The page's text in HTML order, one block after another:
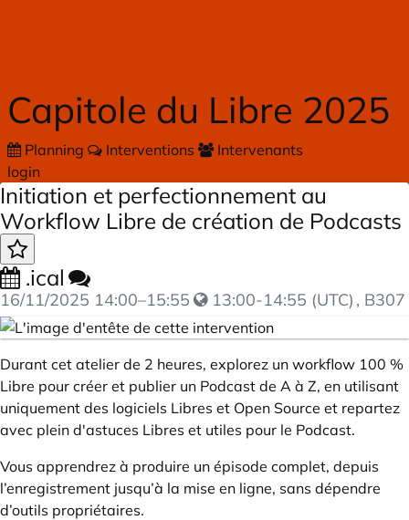
Capitole du Libre 2025
Planning Interventions
Intervenants
login
Initiation et perfectionnement au
Workflow Libre de création de Podcasts
.ical
16/11/2025 14:00–15:55 13:00-14:55 (UTC) , B307
Durant cet atelier de 2 heures, explorez un workflow 100 %
Libre pour créer et publier un Podcast de A à Z, en utilisant
uniquement des logiciels Libres et Open Source et repartez
avec plein d'astuces Libres et utiles pour le Podcast.
Vous apprendrez à produire un épisode complet, depuis
l’enregistrement jusqu’à la mise en ligne, sans dépendre
d’outils propriétaires.